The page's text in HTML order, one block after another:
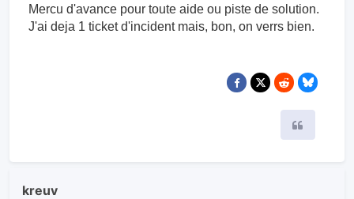
Mercu d'avance pour toute aide ou piste de solution.
J'ai deja 1 ticket d'incident mais, bon, on verrs bien.
kreuv